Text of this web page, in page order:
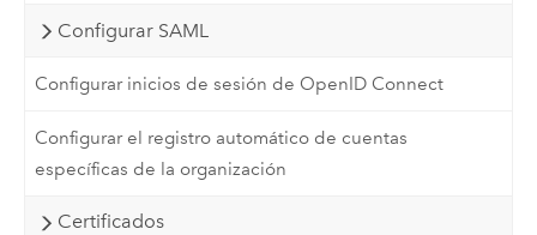
Configurar SAML
Configurar inicios de sesión de OpenID Connect
Configurar el registro automático de cuentas
específicas de la organización
Certificados